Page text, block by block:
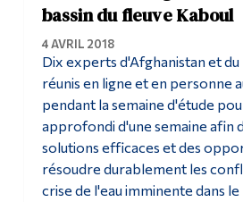
bassin du fleuve Kaboul
4 AVRIL 2018
Dix experts d'Afghanistan et du
réunis en ligne et en personne
pendant la semaine d'étude
approfondi d'une semaine afin
solutions efficaces et des
résoudre durablement les
crise de l'eau imminente dans